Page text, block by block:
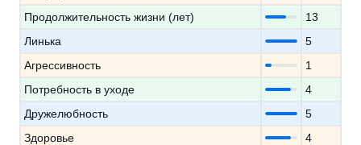
Продолжительность жизни (лет)
13
Линька
5
Агрессивность
1
Потребность в уходе
4
Дружелюбность
5
Здоровье
4